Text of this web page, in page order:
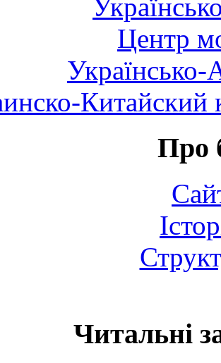
Центр
Українсько-
Китайский
Про
Читальні